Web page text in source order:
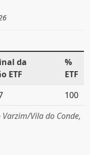
Vila do Conde,
da
ETF
%
ETF
100